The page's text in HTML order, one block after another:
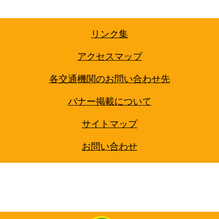
リンク集
アクセスマップ
各交通機関のお問い合わせ先
バナー掲載について
サイトマップ
お問い合わせ